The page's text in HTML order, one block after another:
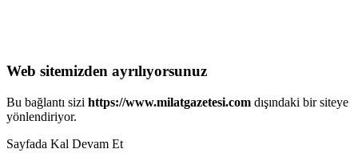
Web sitemizden ayrılıyorsunuz
Bu bağlantı sizi https://www.milatgazetesi.com dışındaki bir siteye
yönlendiriyor.
Sayfada Kal Devam Et